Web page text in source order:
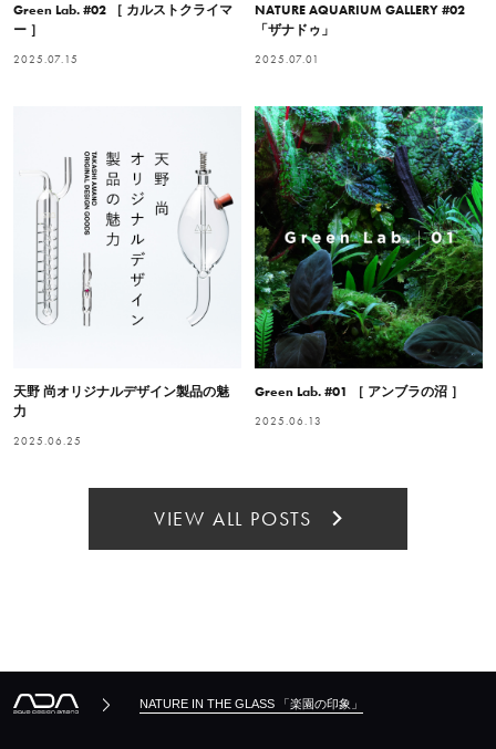
Green Lab. #02 ［ カルストクライマ
ー ］
2025.07.15
NATURE AQUARIUM GALLERY #02
「ザナドゥ」
2025.07.01
天野 尚オリジナルデザイン製品の魅
力
2025.06.25
Green Lab. #01 ［ アンブラの沼 ］
2025.06.13
VIEW ALL POSTS
NATURE IN THE GLASS 「楽園の印象」